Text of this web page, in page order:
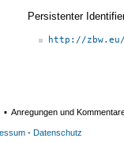
Persistenter
http://
▪ Anregungen und
- Datenschutz